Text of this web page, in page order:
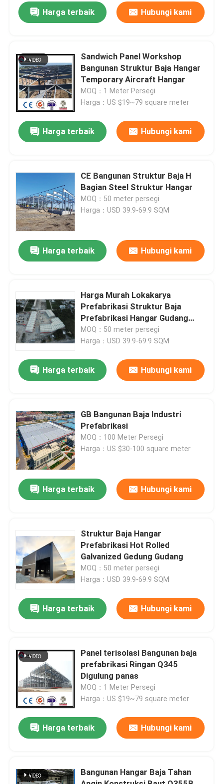
Rumah
Tentang Kami
Kontrol Kualitas
Hubungi Kami
Berita
Kasus-kasus
Gudang Struktur Baja
Harga terbaik Hubungi kami
Sandwich Panel Workshop
Bangunan Struktur Baja Hangar
Temporary Aircraft Hangar
MOQ：1 Meter Persegi
Harga：US $19~79 square meter
Harga terbaik Hubungi kami
CE Bangunan Struktur Baja H
Bagian Steel Struktur Hangar
MOQ：50 meter persegi
Harga：USD 39.9-69.9 SQM
Harga terbaik Hubungi kami
Harga Murah Lokakarya
Prefabrikasi Struktur Baja
Prefabrikasi Hangar Gudang
Gedung Logam
MOQ：50 meter persegi
Harga：USD 39.9-69.9 SQM
Harga terbaik Hubungi kami
GB Bangunan Baja Industri
Prefabrikasi
MOQ：100 Meter Persegi
Harga：US $30-100 square meter
Harga terbaik Hubungi kami
Struktur Baja Hangar
Prefabrikasi Hot Rolled
Galvanized Gedung Gudang
MOQ：50 meter persegi
Harga：USD 39.9-69.9 SQM
Harga terbaik Hubungi kami
Panel terisolasi Bangunan baja
prefabrikasi Ringan Q345
Digulung panas
MOQ：1 Meter Persegi
Harga：US $19~79 square meter
Harga terbaik Hubungi kami
Bangunan Hangar Baja Tahan